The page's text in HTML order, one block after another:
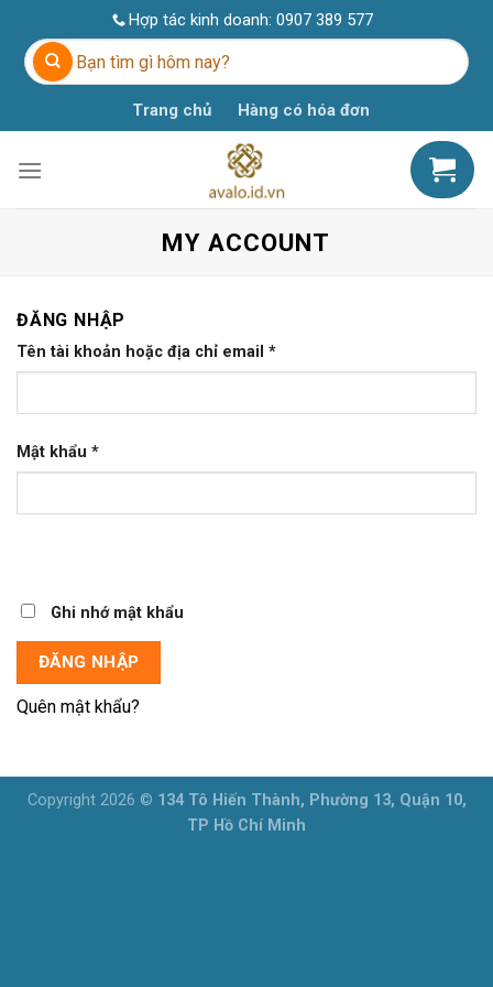
content
Hợp tác kinh doanh: 0907 389 577
Tìm
kiếm:
Trang chủ Hàng có hóa đơn
MY ACCOUNT
ĐĂNG NHẬP
Tên tài khoản hoặc địa chỉ email *
Mật khẩu *
Ghi nhớ mật khẩu
ĐĂNG NHẬP
Quên mật khẩu?
Copyright 2026 © 134 Tô Hiến Thành, Phường 13, Quận 10,
TP Hồ Chí Minh